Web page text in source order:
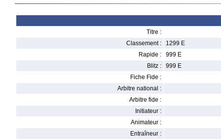
Titre :
Classement :
1299 E
Rapide :
999 E
Blitz :
999 E
Fiche Fide :
Arbitre national :
Arbitre fide :
Initiateur :
Animateur :
Entraîneur :